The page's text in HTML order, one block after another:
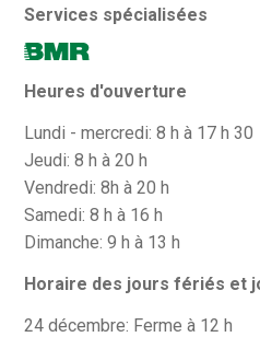
Services spécialisées
Heures d'ouverture
Lundi - mercredi: 8 h à 17 h 30
Jeudi: 8 h à 20 h
Vendredi: 8h à 20 h
Samedi: 8 h à 16 h
Dimanche: 9 h à 13 h
Horaire des jours fériés et
24 décembre: Ferme à 12 h